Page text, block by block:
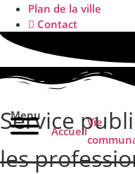
Plan de la ville
Contact
Menu
Accueil
Vie
Service
les